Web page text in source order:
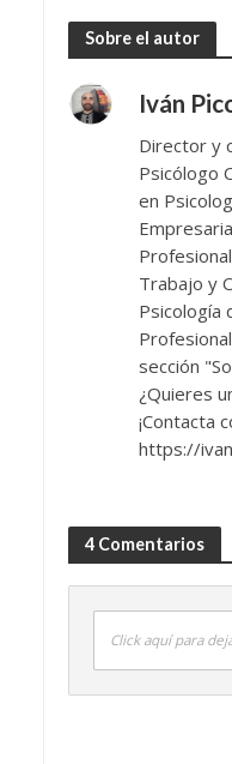
Sobre el autor
Iván
Director y
Psicólogo
en
Trabajo y
Psicología
sección
¿Quieres
¡Contacta
https://
4 Comentarios
Click aquí para